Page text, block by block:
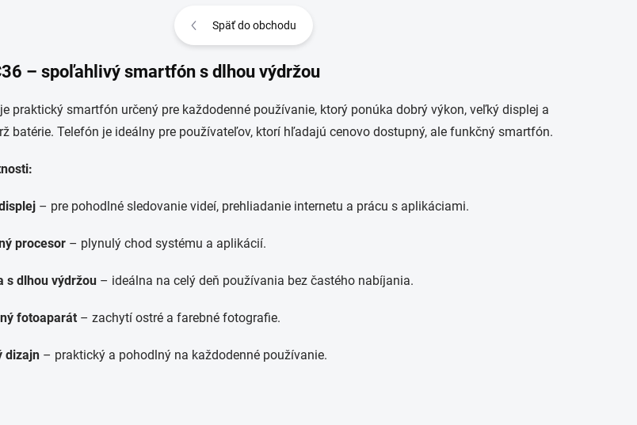
Späť do obchodu
– spoľahlivý smartfón s dlhou výdržou
je praktický smartfón určený pre každodenné používanie, ktorý ponúka dobrý výkon, veľký displej a
batérie. Telefón je ideálny pre používateľov, ktorí hľadajú cenovo dostupný, ale funkčný smartfón.
– pre pohodlné sledovanie videí, prehliadanie internetu a prácu s aplikáciami.
procesor – plynulý chod systému a aplikácií.
s dlhou výdržou – ideálna na celý deň používania bez častého nabíjania.
fotoaparát – zachytí ostré a farebné fotografie.
dizajn – praktický a pohodlný na každodenné používanie.